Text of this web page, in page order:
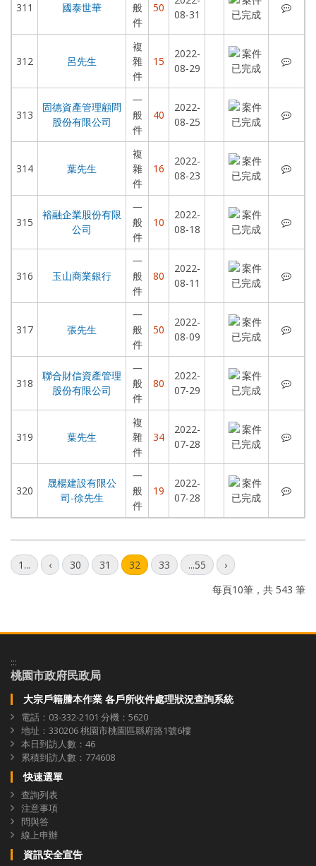
311 國泰世華
般
件
50
08-31
國泰
312 呂先生
複
雜
件
15
2022-
08-29
呂先
313
固德資產管理顧問
股份有限公司
一
般
件
40
2022-
08-25
固德
314 葉先生
複
雜
件
16
2022-
08-23
葉先
315
裕融企業股份有限
公司
一
般
件
10
2022-
08-18
裕融
316 玉山商業銀行
一
般
件
80
2022-
08-11
玉山
317 張先生
一
般
件
50
2022-
08-09
張先
318
聯合財信資產管理
股份有限公司
一
般
件
80
2022-
07-29
聯合
319 葉先生
複
雜
件
34
2022-
07-28
葉先
320
晟楊建設有限公
司-徐先生
一
般
件
19
2022-
07-28
晟楊
1... ‹上一頁
30 31 32 33 ...55 ›下一頁
每頁10筆，共 543 筆
:::
桃園市政府民政局
大宗戶籍謄本作業 各戶所收件處理狀況查詢系統
電話：03-332-2101 分機：5620
地址：330206 桃園市桃園區縣府路1號6樓
本日到訪人數：46
累積到訪人數：774608
快速選單
查詢列表
注意事項
問與答
線上申辦
資訊安全宣告